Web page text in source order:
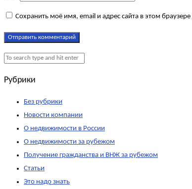
Сохранить моё имя, email и адрес сайта в этом
Рубрики
Без рубрики
Новости компании
О недвижимости в России
О недвижимости за рубежом
Получение гражданства и ВНЖ за рубежом
Статьи
Это надо знать